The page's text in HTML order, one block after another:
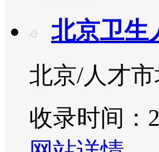
北京卫生
北京/人才
收录时间：